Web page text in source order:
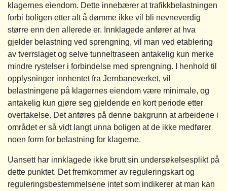
klagernes eiendom. Dette innebærer at trafikkbelastningen
forbi boligen etter alt å dømme ikke vil bli nevneverdig
større enn den allerede er. Innklagede anfører at hva
gjelder belastning ved sprengning, vil man ved etablering
av tverrslaget og selve tunneltraseen antakelig kun merke
mindre rystelser i forbindelse med sprengning. I henhold til
opplysninger innhentet fra Jernbaneverket, vil
belastningene på klagernes eiendom være minimale, og
antakelig kun gjøre seg gjeldende en kort periode etter
overtakelse. Det anføres på denne bakgrunn at arbeidene i
området er så vidt langt unna boligen at de ikke medfører
noen form for belastning for klagerne.
Uansett har innklagede ikke brutt sin undersøkelsesplikt på
dette punktet. Det fremkommer av reguleringskart og
reguleringsbestemmelsene intet som indikerer at man kan